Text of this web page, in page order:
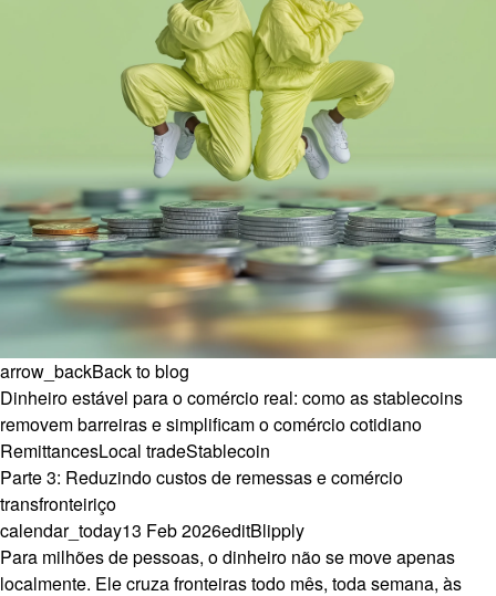
arrow_backBack to blog
Dinheiro estável para o comércio real: como as stablecoins
removem barreiras e simplificam o comércio cotidiano
RemittancesLocal tradeStablecoin
Parte 3: Reduzindo custos de remessas e comércio
transfronteiriço
calendar_today13 Feb 2026editBlipply
Para milhões de pessoas, o dinheiro não se move apenas
localmente. Ele cruza fronteiras todo mês, toda semana, às